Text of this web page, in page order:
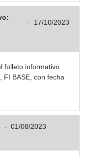
- 17/10/2023
folleto informativo
FI BASE, con fecha
- 01/08/2023